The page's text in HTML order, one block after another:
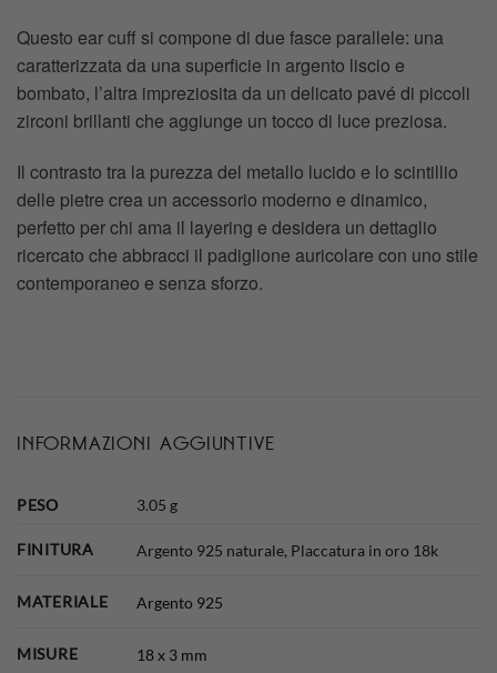
Questo ear cuff si compone di due fasce parallele: una
caratterizzata da una superficie in argento liscio e
bombato, l’altra impreziosita da un delicato pavé di piccoli
zirconi brillanti che aggiunge un tocco di luce preziosa.
Il contrasto tra la purezza del metallo lucido e lo scintillio
delle pietre crea un accessorio moderno e dinamico,
perfetto per chi ama il layering e desidera un dettaglio
ricercato che abbracci il padiglione auricolare con uno stile
contemporaneo e senza sforzo.
INFORMAZIONI AGGIUNTIVE
PESO 3.05 g
FINITURA Argento 925 naturale, Placcatura in oro 18k
MATERIALE Argento 925
MISURE 18 x 3 mm